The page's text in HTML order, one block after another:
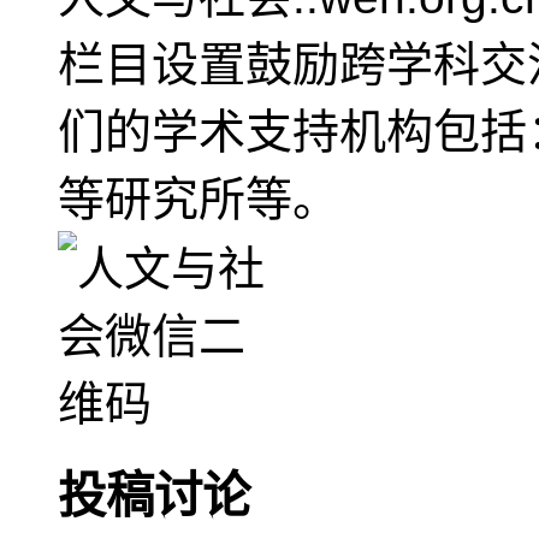
栏目设置鼓励跨学科
们的学术支持机构包
等研究所等。
投稿讨论